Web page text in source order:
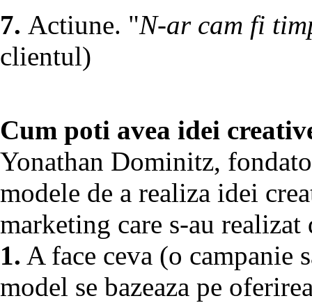
7. Actiune. "N-ar cam fi
clientul)
Cum poti avea idei
Yonathan Dominitz,
modele de a realiza idei
marketing care s-au realizat
1. A face ceva (o campanie
model se bazeaza pe